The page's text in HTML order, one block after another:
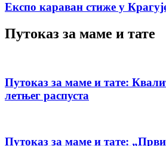
Експо караван стиже у
Путоказ за маме и тате
Путоказ за маме и тате:
летњег распуста
Путоказ за маме и тате: